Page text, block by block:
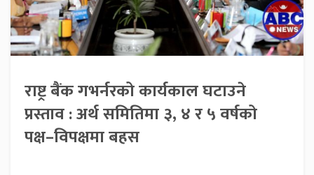
राष्ट्र बैंक गभर्नरको कार्यकाल घटाउने
प्रस्ताव : अर्थ समितिमा ३, ४ र ५ वर्षको
पक्ष–विपक्षमा बहस